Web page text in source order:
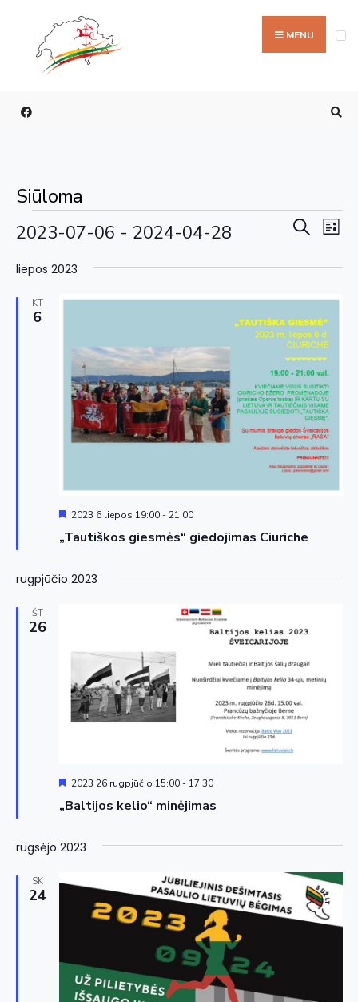
MENU
Siūloma
Paieška
2023-07-06 - 2024-04-28
datą
liepos 2023
KT
6
„Tautiškos giesmės“ giedojimas Ciuriche
Siūloma
2023 6 liepos 19:00- 21:00
rugpjūčio 2023
ŠT
26
„Baltijos kelio“ minėjimas
Siūloma
2023 26 rugpjūčio 15:00- 17:30
rugsėjo 2023
SK
24